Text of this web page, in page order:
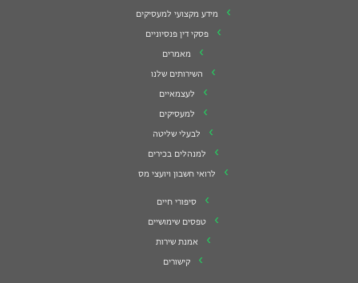
מידע מקצועי למעסיקים
פסקי דין פנסיוניים
מאמרים
השירותים שלנו
לעצמאיים
למעסיקים
לבעלי שליטה
למנהלים בכירים
לרואי חשבון ויועצי מס
סיפורי חיים
טפסים שימושיים
אמנת שירות
קישורים